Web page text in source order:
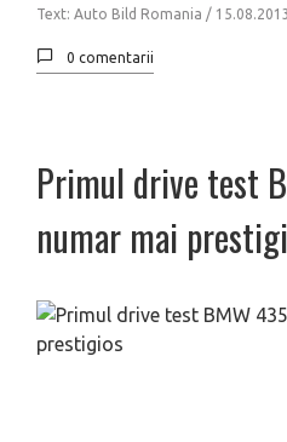
Text: Auto Bild Romania / 15.08.2013
0 comentarii
Primul drive test
numar mai